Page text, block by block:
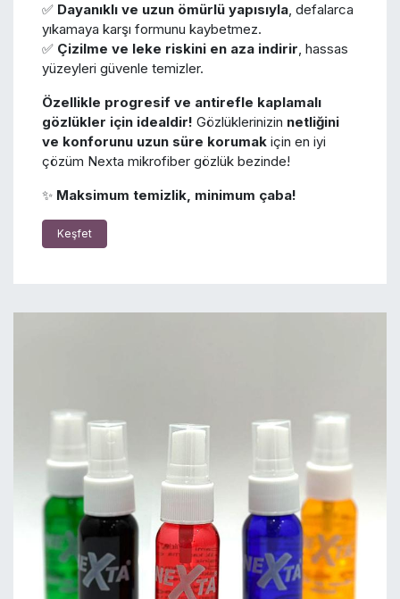
✅ Dayanıklı ve uzun ömürlü yapısıyla, defalarca
yıkamaya karşı formunu kaybetmez.
✅ Çizilme ve leke riskini en aza indirir, hassas
yüzeyleri güvenle temizler.
Özellikle progresif ve antirefle kaplamalı
gözlükler için idealdir! Gözlüklerinizin netliğini
ve konforunu uzun süre korumak için en iyi
çözüm Nexta mikrofiber gözlük bezinde!
✨ Maksimum temizlik, minimum çaba!
Keşfet